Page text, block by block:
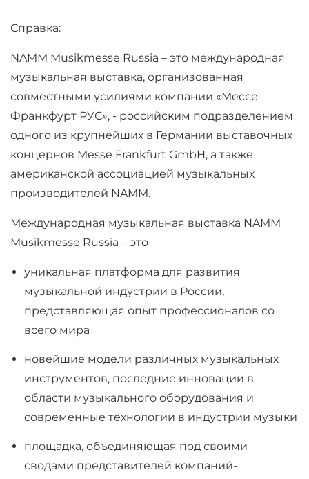
Справка:
NAMM Musikmesse Russia – это международная
музыкальная выставка, организованная
совместными усилиями компании «Мессе
Франкфурт РУС», - российским подразделением
одного из крупнейших в Германии выставочных
концернов Messe Frankfurt GmbH, а также
американской ассоциацией музыкальных
производителей NAMM.
Международная музыкальная выставка NAMM
Musikmesse Russia – это
уникальная платформа для развития
музыкальной индустрии в России,
представляющая опыт профессионалов со
всего мира
новейшие модели различных музыкальных
инструментов, последние инновации в
области музыкального оборудования и
современные технологии в индустрии музыки
площадка, объединяющая под своими
сводами представителей компаний-